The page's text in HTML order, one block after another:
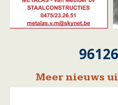
Meer nieuws